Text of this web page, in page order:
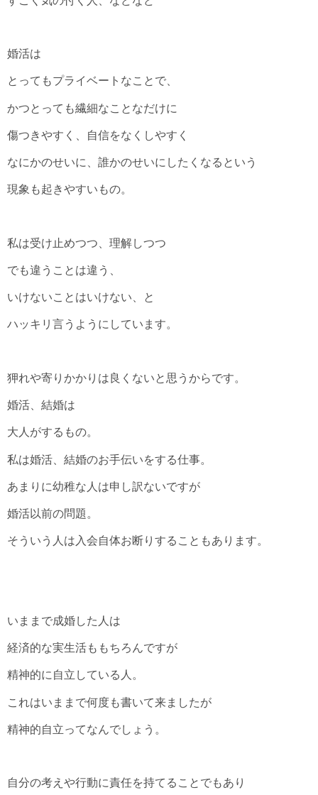
婚活は
とってもプライベートなことで、
かつとっても繊細なことなだけに
傷つきやすく、自信をなくしやすく
なにかのせいに、誰かのせいにしたくなるという
現象も起きやすいもの。
私は受け止めつつ、理解しつつ
でも違うことは違う、
いけないことはいけない、と
ハッキリ言うようにしています。
狎れや寄りかかりは良くないと思うからです。
婚活、結婚は
大人がするもの。
私は婚活、結婚のお手伝いをする仕事。
あまりに幼稚な人は申し訳ないですが
婚活以前の問題。
そういう人は入会自体お断りすることもあります。
いままで成婚した人は
経済的な実生活ももちろんですが
精神的に自立している人。
これはいままで何度も書いて来ましたが
精神的自立ってなんでしょう。
自分の考えや行動に責任を持てることでもあり